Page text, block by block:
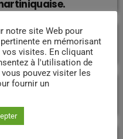
sans qui le reggae et
n’auraient jamais
a tué la capitale
notre site Web pour
en mémorisant
visites. En cliquant
à l'utilisation de
pouvez visiter les
fournir un